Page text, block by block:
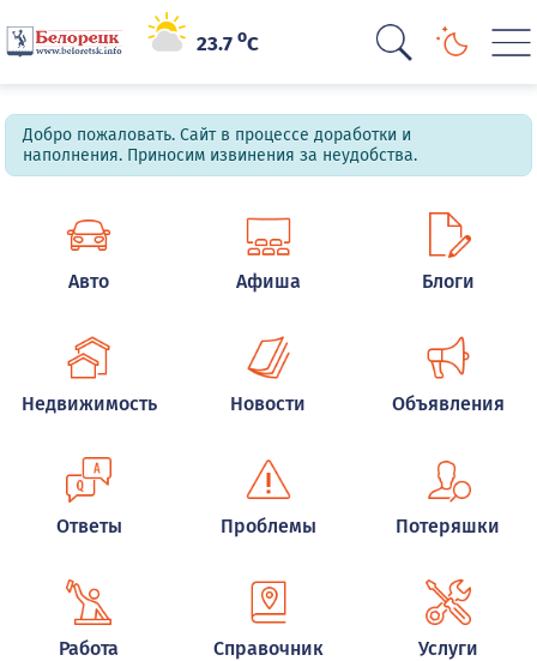
23.7oC
Добро пожаловать. Сайт в процессе доработки и
наполнения. Приносим извинения за неудобства.
Авто Афиша Блоги
Недвижимость Новости Объявления
Ответы Проблемы Потеряшки
Работа Справочник Услуги